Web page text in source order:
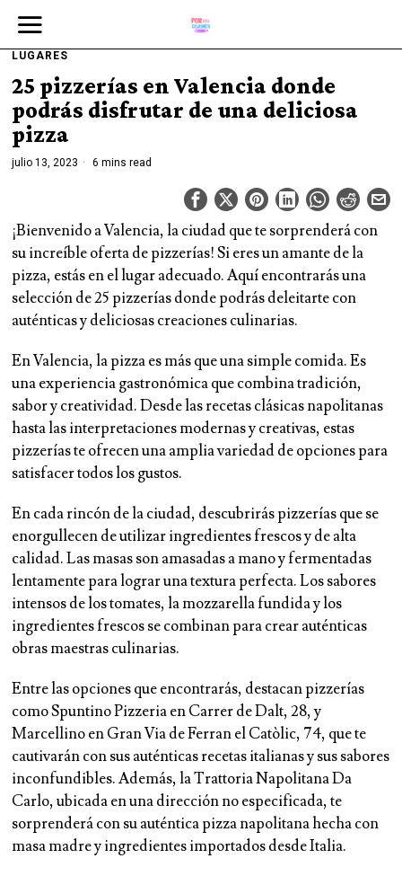
LUGARES
25 pizzerías en Valencia donde
podrás disfrutar de una deliciosa
pizza
julio 13, 2023 6 mins read
¡Bienvenido a Valencia, la ciudad que te sorprenderá con
su increíble oferta de pizzerías! Si eres un amante de la
pizza, estás en el lugar adecuado. Aquí encontrarás una
selección de 25 pizzerías donde podrás deleitarte con
auténticas y deliciosas creaciones culinarias.
En Valencia, la pizza es más que una simple comida. Es
una experiencia gastronómica que combina tradición,
sabor y creatividad. Desde las recetas clásicas napolitanas
hasta las interpretaciones modernas y creativas, estas
pizzerías te ofrecen una amplia variedad de opciones para
satisfacer todos los gustos.
En cada rincón de la ciudad, descubrirás pizzerías que se
enorgullecen de utilizar ingredientes frescos y de alta
calidad. Las masas son amasadas a mano y fermentadas
lentamente para lograr una textura perfecta. Los sabores
intensos de los tomates, la mozzarella fundida y los
ingredientes frescos se combinan para crear auténticas
obras maestras culinarias.
Entre las opciones que encontrarás, destacan pizzerías
como Spuntino Pizzeria en Carrer de Dalt, 28, y
Marcellino en Gran Via de Ferran el Catòlic, 74, que te
cautivarán con sus auténticas recetas italianas y sus sabores
inconfundibles. Además, la Trattoria Napolitana Da
Carlo, ubicada en una dirección no especificada, te
sorprenderá con su auténtica pizza napolitana hecha con
masa madre y ingredientes importados desde Italia.